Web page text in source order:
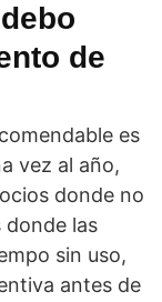
de
es
vez al año,
donde no
donde las
sin uso,
antes de